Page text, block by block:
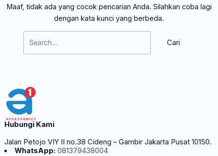
Maaf, tidak ada yang cocok pencarian Anda. Silahkan coba lagi
dengan kata kunci yang berbeda.
Hubungi Kami
Jalan Petojo VIY II no.38 Cideng – Gambir Jakarta Pusat 10150.
WhatsApp: 081379438004